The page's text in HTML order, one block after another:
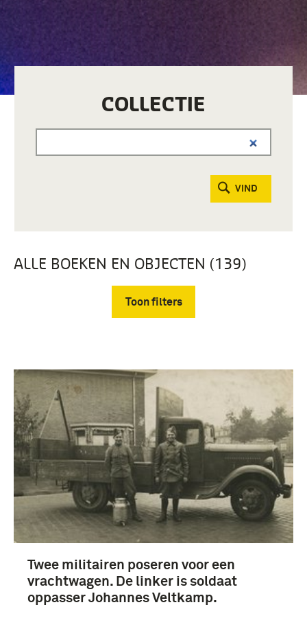
COLLECTIE
VIND
ALLE BOEKEN EN OBJECTEN (139)
Toon filters
Fotografisch materiaal (139)
jager (Wapen der Infanterie) (139)
48e Compagnie Pantserafweergeschut (1940)
(139)
Regiment Jagers (1913-1940) (139)
Twee militairen poseren voor een
vrachtwagen. De linker is soldaat
oppasser Johannes Veltkamp.